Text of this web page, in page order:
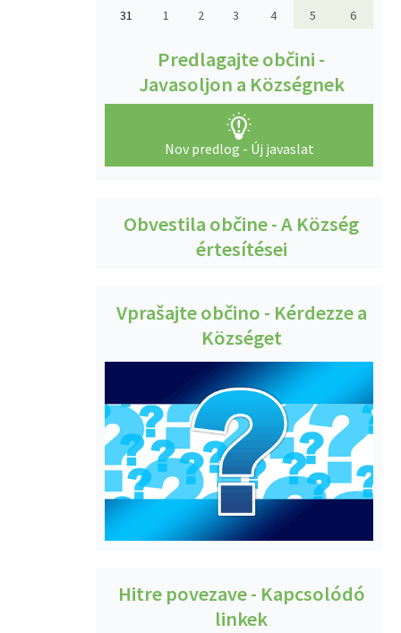
31 1 2 3 4 5 6
Predlagajte občini -
Javasoljon a Községnek
Nov predlog - Új javaslat
Obvestila občine - A Község
értesítései
Vprašajte občino - Kérdezze a
Községet
Hitre povezave - Kapcsolódó
linkek